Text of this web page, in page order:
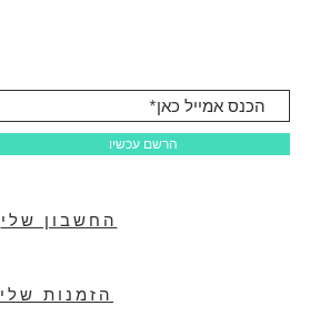
הרשם עכשיו
החשבון שלי
הזמנות שלי